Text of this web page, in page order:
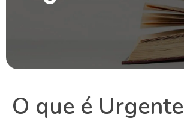
O que é Urgente